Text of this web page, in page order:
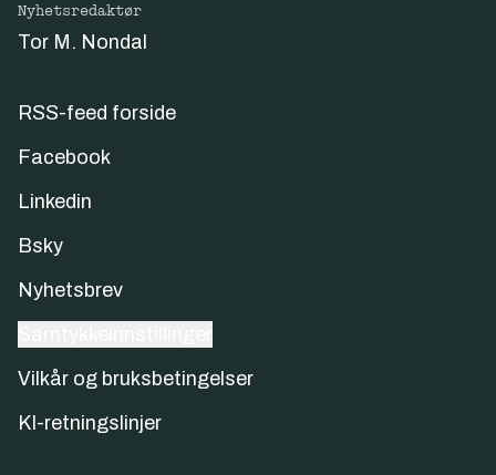
Nyhetsredaktør
Tor M. Nondal
RSS-feed forside
Facebook
Linkedin
Bsky
Nyhetsbrev
Vilkår og bruksbetingelser
KI-retningslinjer